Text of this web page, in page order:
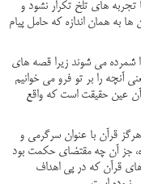
های تلخ تکرار نشود و
به همان اندازه که حامل پیام
شمرده می شوند زیرا قصه های
آنچه را بر تو فرو می خوانیم
عین حقیقت است که واقع
قرآن با عنوان سرگرمی و
جز آن چه مقتضای حکمت بود
قرآن که در پی اهداف